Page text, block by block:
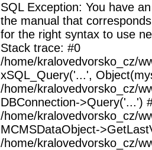
SQL Exception: You have
the manual that
for the right syntax to use
Stack trace: #0
/home/kralovedvorsko_cz/
xSQL_Query('...',
/home/kralovedvorsko_cz/
DBConnection->Query('...')
/home/kralovedvorsko_cz/
MCMSDataObject-
/home/kralovedvorsko_cz/